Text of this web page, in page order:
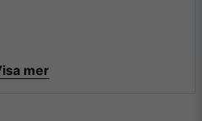
mer